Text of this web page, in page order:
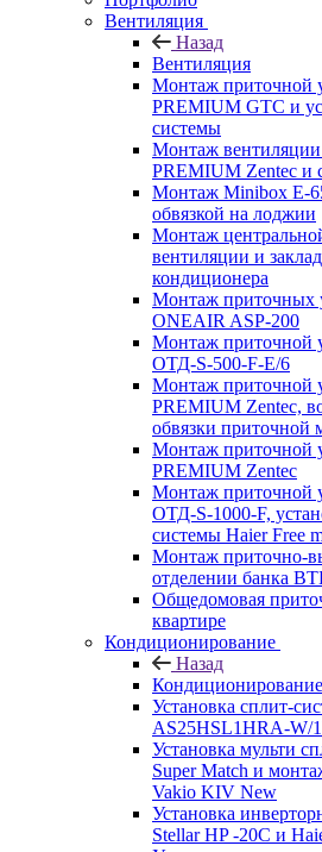
Вентиляция
Назад
Вентиляция
Монтаж приточной
PREMIUM GTC и
системы
Монтаж
PREMIUM Zentec и
Монтаж Minibox E-
обвязкой на лоджии
Монтаж
вентиляции и
кондиционера
Монтаж приточных
ONEAIR ASP-200
Монтаж приточной
ОТД-S-500-F-E/6
Монтаж приточной
PREMIUM Zentec,
обвязки
Монтаж приточной
PREMIUM Zentec
Монтаж приточной
ОТД-S-1000-F,
системы Haier Free
Монтаж приточно-
отделении банка
Общедомовая
квартире
Кондиционирование
Назад
Кондиционирование
Установка сплит-
AS25HSL1HRA-W/
Установка мульти
Super Match и
Vakio KIV New
Установка
Stellar HP -20С и